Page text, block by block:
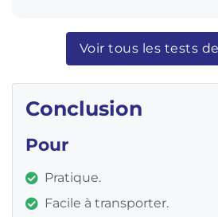
Voir tous les tests
Conclusion
Pour
Pratique.
Facile à transporter.